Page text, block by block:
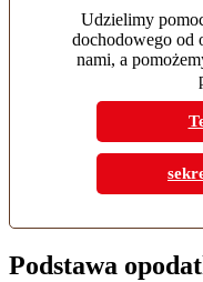
Udzielimy
dochodowego od
nami, a
Podstawa